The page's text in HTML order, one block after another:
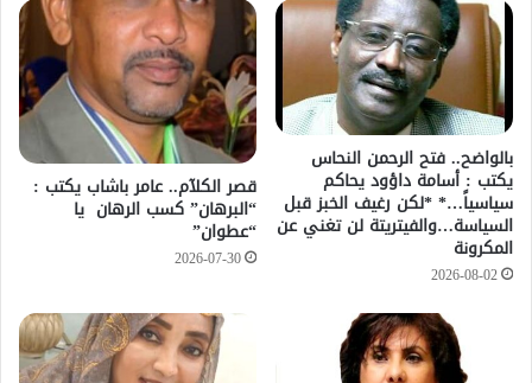
بالواضح.. فتح الرحمن النحاس
يكتب : أسامة داؤود يحاكم
سياسياً…* *لكن رغيف الخبز قبل
السياسة…والفيتريتة لن تغني عن
المكرونة
2026-08-02
قصر الكلآم.. عامر باشاب يكتب :
“البرهان” كسب الرهان يا
“عطوان”
2026-07-30